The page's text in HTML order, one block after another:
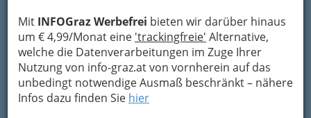
Mit INFOGraz Werbefrei bieten wir darüber hinaus
um € 4,99/Monat eine 'trackingfreie' Alternative,
welche die Datenverarbeitungen im Zuge Ihrer
Nutzung von info-graz.at von vornherein auf das
unbedingt notwendige Ausmaß beschränkt – nähere
Infos dazu finden Sie hier